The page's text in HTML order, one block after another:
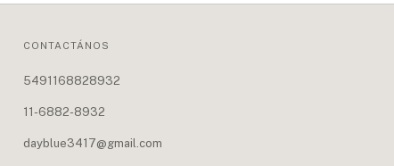
CONTACTÁNOS
5491168828932
11-6882-8932
dayblue3417@gmail.com